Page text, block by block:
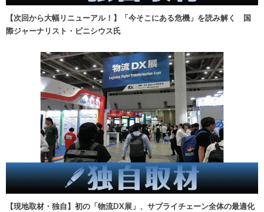
【次回から大幅リニューアル！】「今そこにある危機」を読み解く 国
際ジャーナリスト・ビニシウス氏
【現地取材・独自】初の「物流DX展」、サプライチェーン全体の最適化